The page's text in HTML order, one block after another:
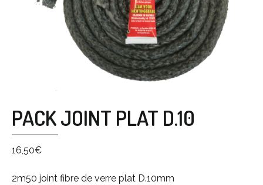
PACK JOINT PLAT D.10
16,50€
2m50 joint fibre de verre plat D.10mm